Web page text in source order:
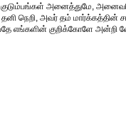
அனைத்துமே,
நெறி, அவர் தம் மார்க்கத்தின்
எங்களின் குறிக்கோளே